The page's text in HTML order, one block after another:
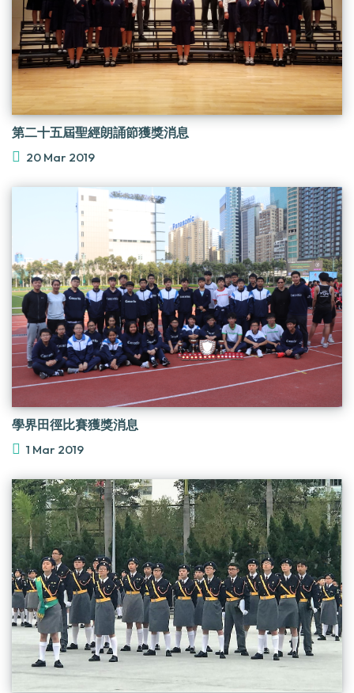
第二十五屆聖經朗誦節獲獎消息
20 Mar 2019
學界田徑比賽獲獎消息
1 Mar 2019